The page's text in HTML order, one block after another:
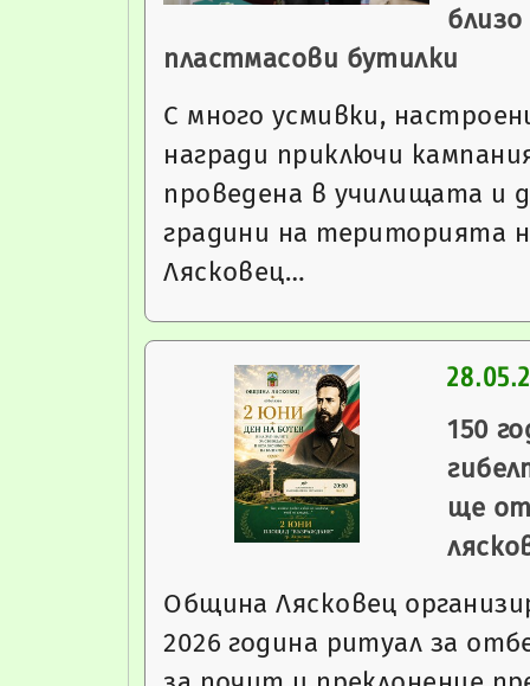
близо
пластмасови бутилки
С много усмивки,
награди приключи
проведена в училищата и
градини на територията
Лясковец…
150
ще
Община Лясковец
2026 година ритуал за